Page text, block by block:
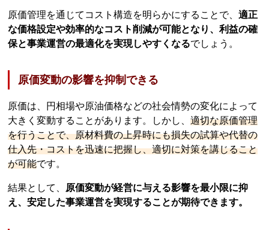
原価管理を通じてコスト構造を明らかにすることで、適正
な価格設定や効率的なコスト削減が可能となり、利益の確
保と事業運営の最適化を実現しやすくなるでしょう。
原価変動の影響を抑制できる
原価は、円相場や原油価格などの社会情勢の変化によって
大きく変動することがあります。しかし、適切な原価管理
を行うことで、原材料費の上昇時にも損失の試算や代替の
仕入先・コストを迅速に把握し、適切に対策を講じること
が可能です。
結果として、 原価変動が経営に与える影響を最小限に抑
え、安定した事業運営を実現することが期待できます。